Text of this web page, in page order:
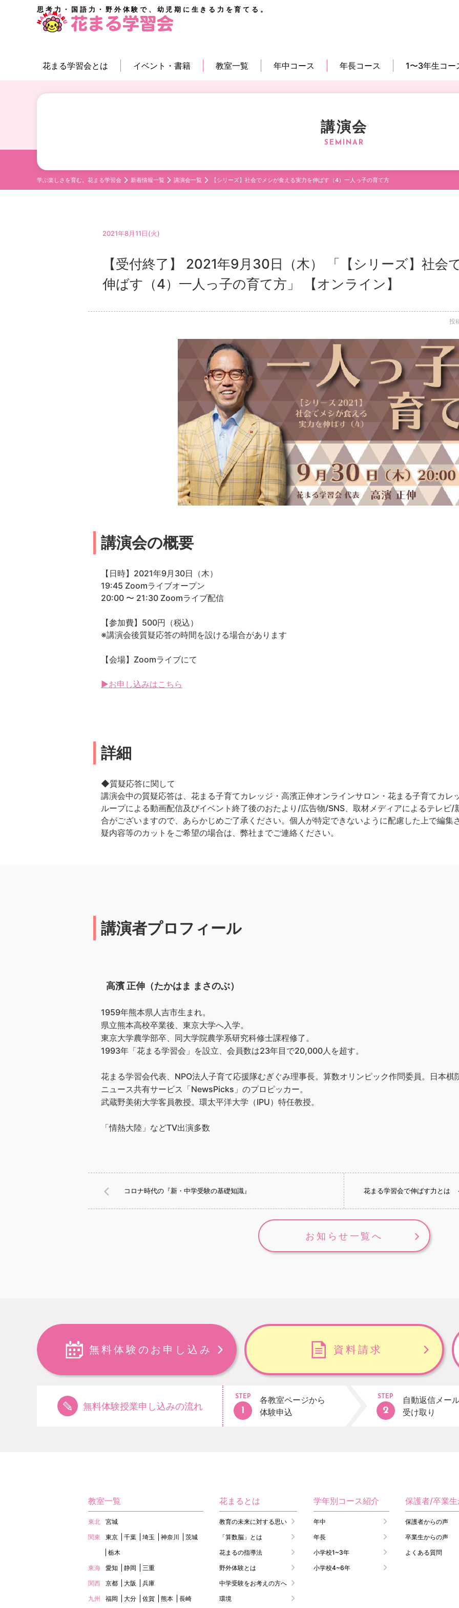
思考力・国語力・野外体験で、幼児期に生きる力を育てる。
花まる学習会とは イベント・書籍 教室一覧 年中コース 年長コース 1〜3年生コー
講演会
学ぶ楽しさを育む。花まる学習会 新着情報一覧 講演会一覧 【シリーズ】社会でメシが食える実力を伸ばす（4）一人っ子の育て方
2021年8月11日(火)
【受付終了】 2021年9月30日（木） 「【シリーズ】社会
伸ばす（4）一人っ子の育て方」 【オンライン】
投
講演会の概要
【日時】2021年9月30日（木）
19:45 Zoomライブオープン
20:00 〜 21:30 Zoomライブ配信
【参加費】500円（税込）
※講演会後質疑応答の時間を設ける場合があります
【会場】Zoomライブにて
▶お申し込みはこちら
詳細
◆質疑応答に関して
講演会中の質疑応答は、花まる子育てカレッジ・高濱正伸オンラインサロン・花まる子育てカレ
ループによる動画配信及びイベント終了後のおたより/広告物/SNS、取材メディアによるテレビ
合がございますので、あらかじめご了承ください。個人が特定できないように配慮した上で編集
疑内容等のカットをご希望の場合は、弊社までご連絡ください。
講演者プロフィール
高濱 正伸（たかはま まさのぶ）
1959年熊本県人吉市生まれ。
県立熊本高校卒業後、東京大学へ入学。
東京大学農学部卒、同大学院農学系研究科修士課程修了。
1993年「花まる学習会」を設立、会員数は23年目で20,000人を超す。
花まる学習会代表、NPO法人子育て応援隊むぎぐみ理事長。算数オリンピック作問委員。日本棋
ニュース共有サービス「NewsPicks」のプロピッカー。
武蔵野美術大学客員教授。環太平洋大学（IPU）特任教授。
「情熱大陸」などTV出演多数
コロナ時代の『新・中学受験の基礎知識』 花まる学習会で伸ばす力とは
お知らせ一覧へ
無料体験のお申し込み 資料請求
無料体験授業申し込みの流れ
STEP
各教室ページから
体験申込
STEP
自動返信メー
受け取り
教室一覧
東北
宮城
関東
東京 千葉 埼玉 神奈川
茨城
栃木
東海
愛知 静岡
三重
関西
京都 大阪
兵庫
九州
福岡 大分 佐賀 熊本 長崎
花まるとは
教育の未来に対する思い
「算数脳」とは
花まるの指導法
野外体験とは
中学受験をお考えの方へ
環境
学年別コース紹介
年中
年長
小学校1~3年
小学校4~6年
保護者/卒業
保護者からの声
卒業生からの声
よくある質問